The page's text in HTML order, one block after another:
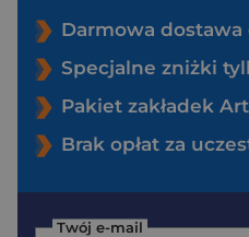
Darmowa dostawa
Specjalne zniżki
Pakiet zakładek Art
Brak opłat za
Twój e-mail